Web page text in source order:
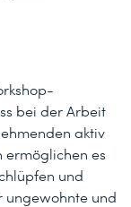
bei der Arbeit
aktiv
ermöglichen es
und
ungewohnte und